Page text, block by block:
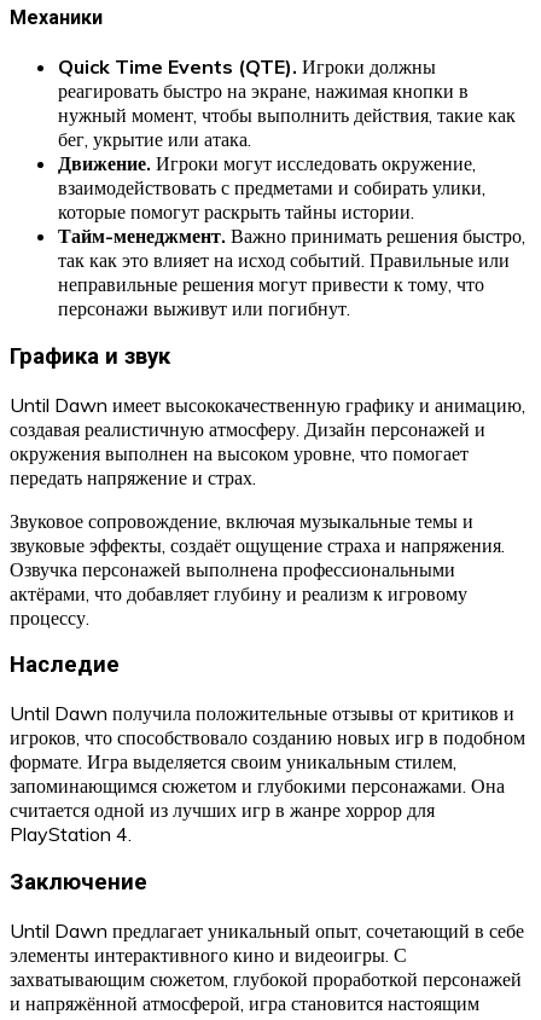
Механики
Quick Time Events (QTE). Игроки должны
реагировать быстро на экране, нажимая кнопки в
нужный момент, чтобы выполнить действия, такие как
бег, укрытие или атака.
Движение. Игроки могут исследовать окружение,
взаимодействовать с предметами и собирать улики,
которые помогут раскрыть тайны истории.
Тайм-менеджмент. Важно принимать решения быстро,
так как это влияет на исход событий. Правильные или
неправильные решения могут привести к тому, что
персонажи выживут или погибнут.
Графика и звук
Until Dawn имеет высококачественную графику и анимацию,
создавая реалистичную атмосферу. Дизайн персонажей и
окружения выполнен на высоком уровне, что помогает
передать напряжение и страх.
Звуковое сопровождение, включая музыкальные темы и
звуковые эффекты, создаёт ощущение страха и напряжения.
Озвучка персонажей выполнена профессиональными
актёрами, что добавляет глубину и реализм к игровому
процессу.
Наследие
Until Dawn получила положительные отзывы от критиков и
игроков, что способствовало созданию новых игр в подобном
формате. Игра выделяется своим уникальным стилем,
запоминающимся сюжетом и глубокими персонажами. Она
считается одной из лучших игр в жанре хоррор для
PlayStation 4.
Заключение
Until Dawn предлагает уникальный опыт, сочетающий в себе
элементы интерактивного кино и видеоигры. С
захватывающим сюжетом, глубокой проработкой персонажей
и напряжённой атмосферой, игра становится настоящим